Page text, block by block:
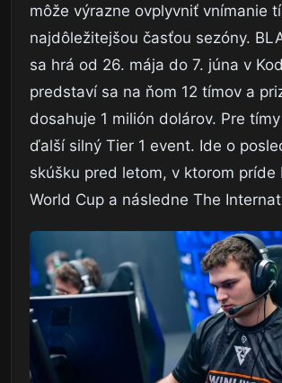
môže výrazne ovplyvniť vnímanie
najdôležitejšou časťou sezóny.
sa hrá od 26. mája do 7. júna v
predstaví sa na ňom 12 tímov a
dosahuje 1 milión dolárov. Pre
ďalší silný Tier 1 event. Ide o
skúšku pred letom, v ktorom príde
World Cup a následne The